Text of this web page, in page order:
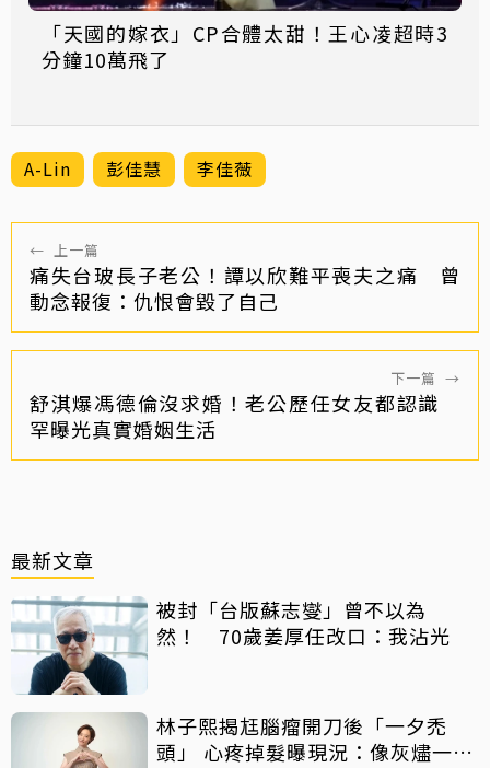
「天國的嫁衣」CP合體太甜！王心凌超時3
分鐘10萬飛了
A-Lin 彭佳慧 李佳薇
← 上一篇
痛失台玻長子老公！譚以欣難平喪夫之痛 曾
動念報復：仇恨會毀了自己
下一篇 →
舒淇爆馮德倫沒求婚！老公歷任女友都認識
罕曝光真實婚姻生活
最新文章
被封「台版蘇志燮」曾不以為
然！ 70歲姜厚任改口：我沾光
林子熙揭尪腦瘤開刀後「一夕禿
頭」 心疼掉髮曝現況：像灰燼一直